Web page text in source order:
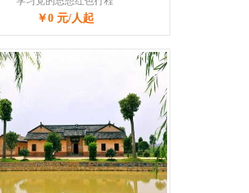
￥0 元/人起